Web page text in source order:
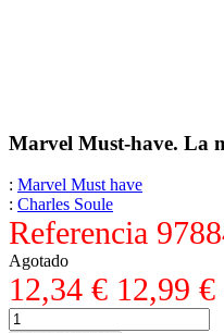
Marvel Must-have. La
: Marvel Must have
: Charles Soule
Referencia
Agotado
12,34 € 12,99 €